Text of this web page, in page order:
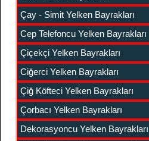
Çay - Simit Yelken Bayrakları
Cep Telefoncu Yelken Bayrakları
Çiçekçi Yelken Bayrakları
Ciğerci Yelken Bayrakları
Çiğ Köfteci Yelken Bayrakları
Çorbacı Yelken Bayrakları
Dekorasyoncu Yelken Bayrakları